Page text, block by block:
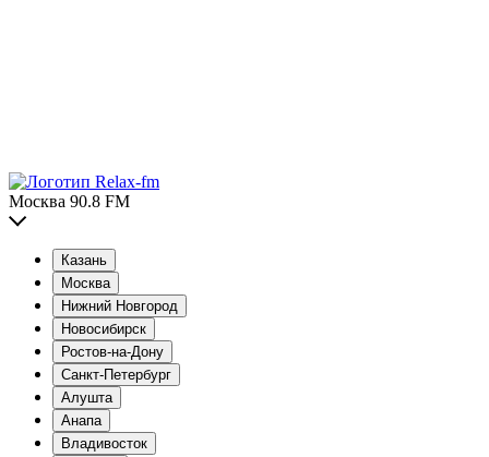
Москва 90.8 FM
Казань
Москва
Нижний Новгород
Новосибирск
Ростов-на-Дону
Санкт-Петербург
Алушта
Анапа
Владивосток